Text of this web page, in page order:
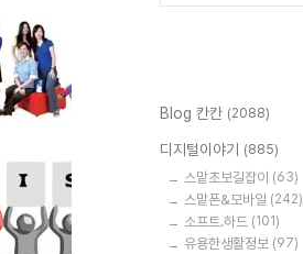
Blog 칸칸 (2088)
디지털이야기 (885)
스맡초보길잡이 (63)
스맡폰&모바일 (242)
소프트.하드 (101)
유용한생활정보 (97)